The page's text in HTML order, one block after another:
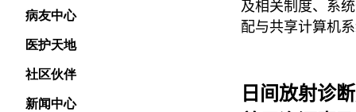
病友中心
医护天地
社区伙伴
新闻中心